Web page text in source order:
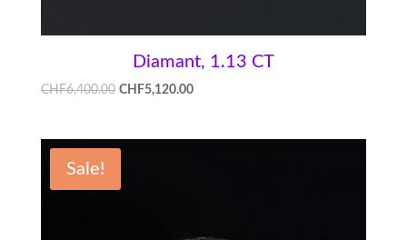
Diamant, 1.13 CT
CHF6,400.00 CHF5,120.00
Sale!